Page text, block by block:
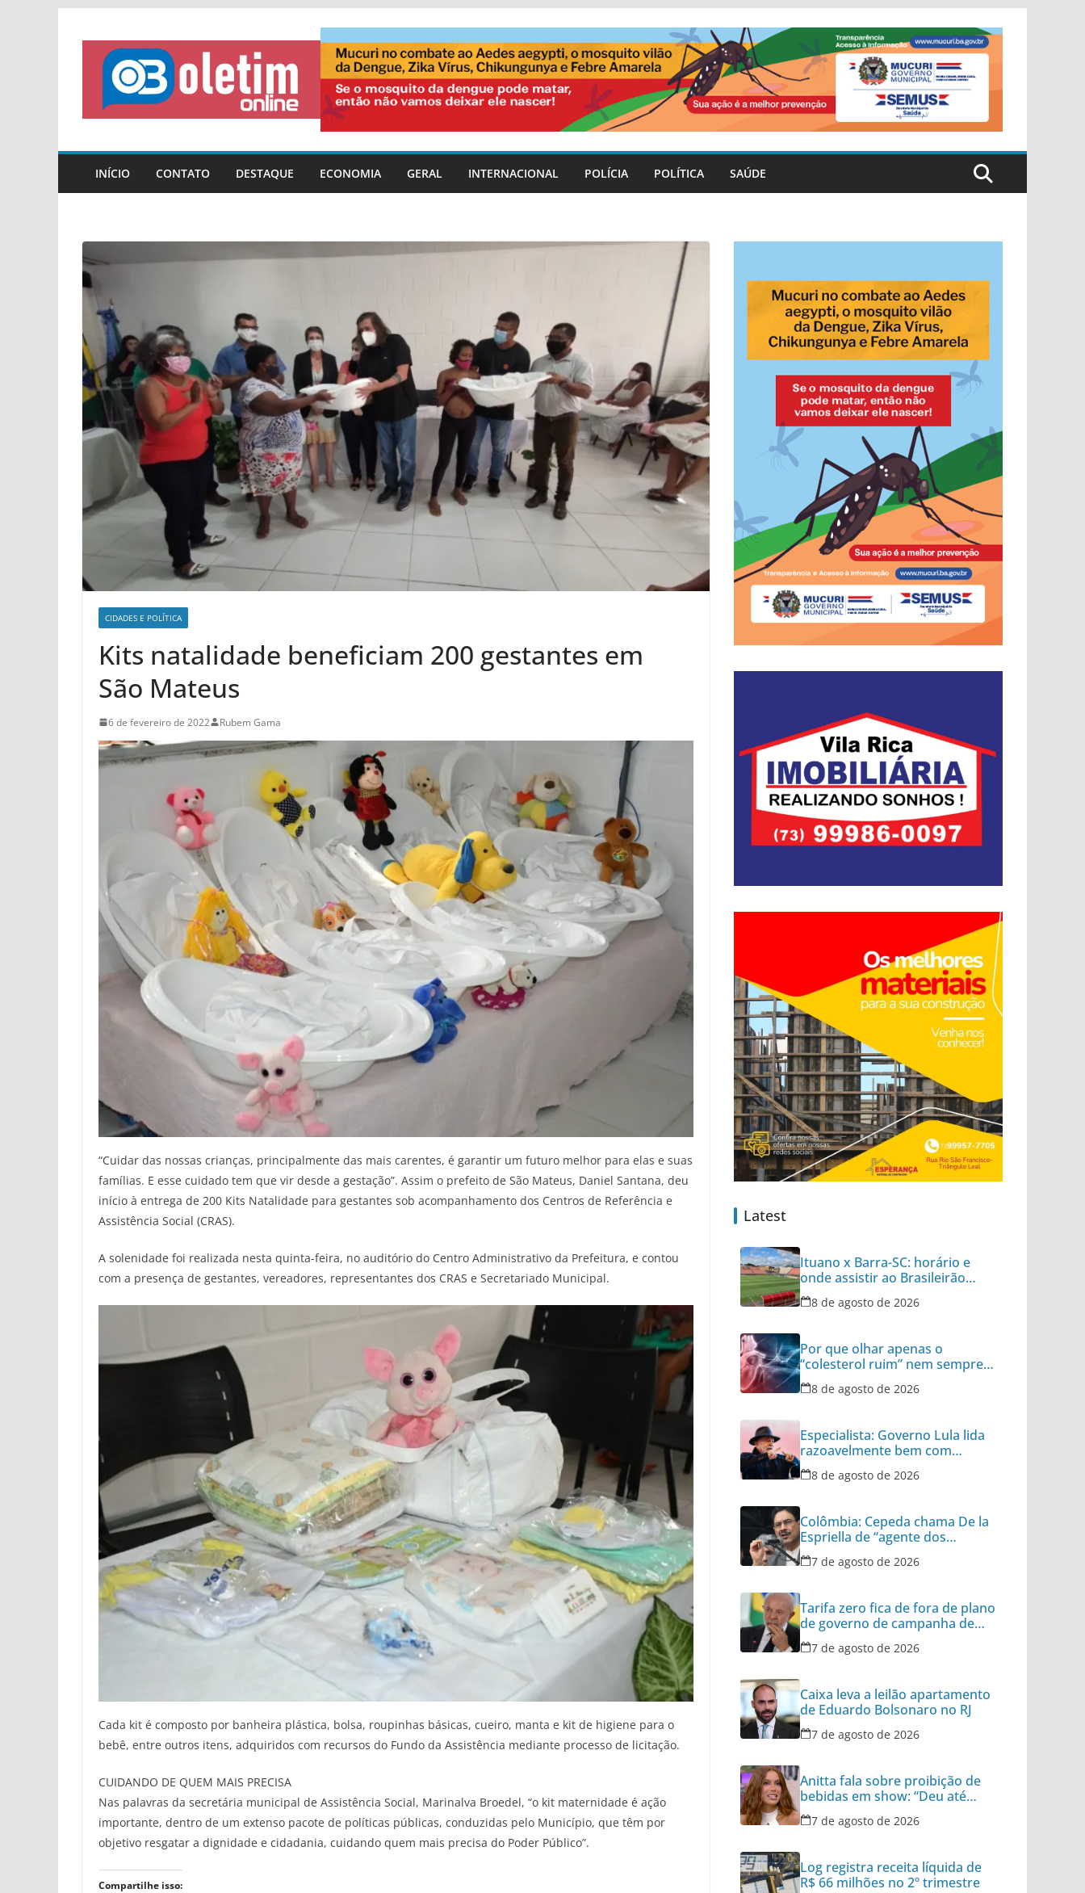
para
conteúdo
INÍCIO CONTATO DESTAQUE ECONOMIA GERAL INTERNACIONAL POLÍCIA POLÍTICA SAÚDE
CIDADES E POLÍ­TICA
Kits natalidade beneficiam 200 gestantes em
São Mateus
6 de fevereiro de 2022 Rubem Gama
“Cuidar das nossas crianças, principalmente das mais carentes, é garantir um futuro melhor para elas e suas
famílias. E esse cuidado tem que vir desde a gestação”. Assim o prefeito de São Mateus, Daniel Santana, deu
início à entrega de 200 Kits Natalidade para gestantes sob acompanhamento dos Centros de Referência e
Assistência Social (CRAS).
A solenidade foi realizada nesta quinta-feira, no auditório do Centro Administrativo da Prefeitura, e contou
com a presença de gestantes, vereadores, representantes dos CRAS e Secretariado Municipal.
Cada kit é composto por banheira plástica, bolsa, roupinhas básicas, cueiro, manta e kit de higiene para o
bebê, entre outros itens, adquiridos com recursos do Fundo da Assistência mediante processo de licitação.
CUIDANDO DE QUEM MAIS PRECISA
Nas palavras da secretária municipal de Assistência Social, Marinalva Broedel, “o kit maternidade é ação
importante, dentro de um extenso pacote de políticas públicas, conduzidas pelo Município, que têm por
objetivo resgatar a dignidade e cidadania, cuidando quem mais precisa do Poder Público”.
Compartilhe isso:
Latest
Ituano x Barra-SC: horário e
onde assistir ao Brasileirão
Série C
8 de agosto de 2026
Por que olhar apenas o
“colesterol ruim” nem sempre é
suficiente
8 de agosto de 2026
Especialista: Governo Lula lida
razoavelmente bem com
tensão diplomática
8 de agosto de 2026
Colômbia: Cepeda chama De la
Espriella de “agente dos
interesses dos EUA”
7 de agosto de 2026
Tarifa zero fica de fora de plano
de governo de campanha de
Lula
7 de agosto de 2026
Caixa leva a leilão apartamento
de Eduardo Bolsonaro no RJ
7 de agosto de 2026
Anitta fala sobre proibição de
bebidas em show: “Deu até
polêmica”
7 de agosto de 2026
Log registra receita líquida de
R$ 66 milhões no 2º trimestre